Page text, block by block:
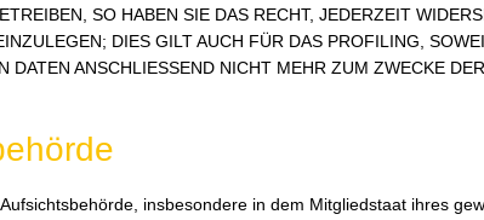
SO HABEN SIE DAS RECHT, JEDERZEIT
DIES GILT AUCH FÜR DAS PROFILING,
ANSCHLIESSEND NICHT MEHR ZUM ZWECKE
insbesondere in dem Mitgliedstaat ihres